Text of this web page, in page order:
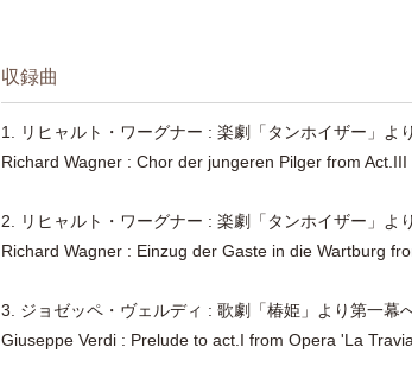
収録曲
1. リヒャルト・ワーグナー : 楽劇「タンホイザー」よ
Richard Wagner : Chor der jungeren Pilger from
2. リヒャルト・ワーグナー : 楽劇「タンホイザー」よ
Richard Wagner : Einzug der Gaste in die Wartburg
3. ジョゼッペ・ヴェルディ : 歌劇「椿姫」より第一幕
Giuseppe Verdi : Prelude to act.I from Opera 'La